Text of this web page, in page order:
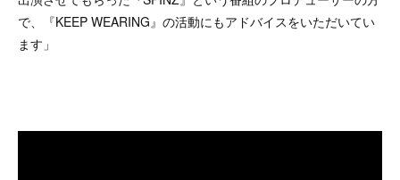
で、『KEEP WEARING』の活動にもアドバイスをいただいてい
ます」